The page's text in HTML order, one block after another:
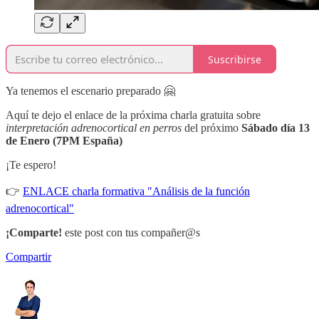
Suscribirse
Ya tenemos el escenario preparado 🤗
Aquí te dejo el enlace de la próxima charla gratuita sobre
interpretación adrenocortical en perros del próximo Sábado día 13
de Enero (7PM España)
¡Te espero!
👉 ENLACE charla formativa "Análisis de la función
adrenocortical"
¡Comparte! este post con tus compañer@s
Compartir